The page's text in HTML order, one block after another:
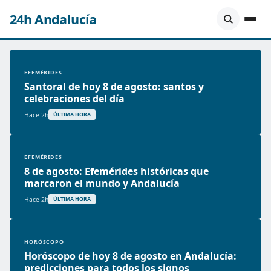
24h Andalucía
EFEMÉRIDES
Santoral de hoy 8 de agosto: santos y
celebraciones del día
Hace 2h ÚLTIMA HORA
EFEMÉRIDES
8 de agosto: Efemérides históricas que
marcaron el mundo y Andalucía
Hace 2h ÚLTIMA HORA
HORÓSCOPO
Horóscopo de hoy 8 de agosto en Andalucía:
predicciones para todos los signos